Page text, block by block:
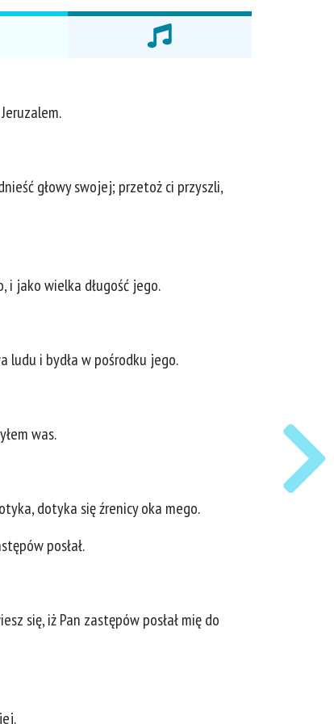
głowy swojej; przetoż ci przyszli,
i jako wielka długość jego.
ludu i bydła w pośrodku jego.
was.
dotyka się źrenicy oka mego.
posłał.
się, iż Pan zastępów posłał mię do